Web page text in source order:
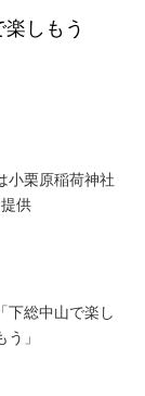
しもう
小栗原稲荷神社
提供
総中山で楽し
う」